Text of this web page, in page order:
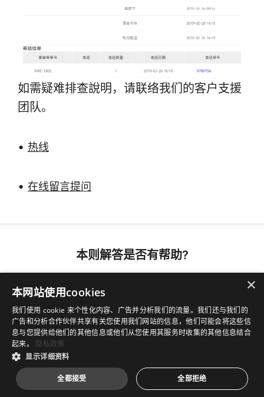
如需疑难排查說明，请联络我们的客户支援
团队。
• 热线
• 在线留言提问
本则解答是否有帮助?
Yes
Copyright © 2026 版权为微星科技股份有限公司所有
备19047683号-3|沪公网安备 31010702007744 号
×
本网站使用cookies
我们使用 cookie 来个性化内容、广告并分析我们的流量。我们还与我们的
广告和分析合作伙伴共享有关您使用我们网站的信息，他们可能会将这些信
息与您提供给他们的其他信息或他们从您使用其服务时收集的其他信息结合
起来。 隐私政策
显示详细资料
全都接受 全部拒绝